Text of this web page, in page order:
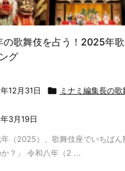
歌舞伎を占う！2025年
グ
12月31日  ミナミ編集長の
3月19日
年（2025）、歌舞伎座でいちば
？」 令和八年（2 ...